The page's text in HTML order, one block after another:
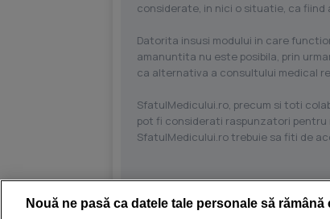
considerate, in nici o situatie, ca
Datorita insusi modului in care
amanuntita nu este posibila, prin
ca alternativa a consultului medical
SfatulMedicului.ro, precum si toti
pot fi considerati raspunzatori
SfatulMedicului.ro trebuie sa fiti de
Nouă ne pasă ca datele tale personale să